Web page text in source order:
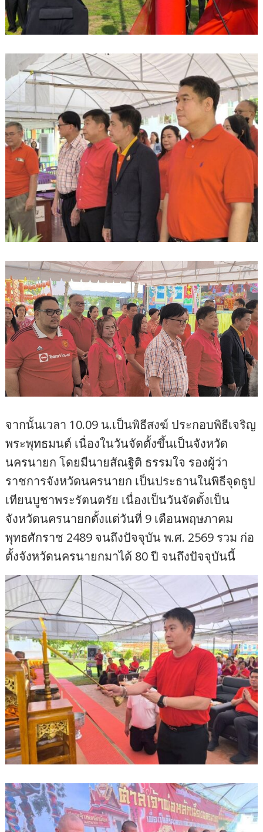
จากนั้นเวลา 10.09 น.เป็นพิธีสงฆ์ ประกอบพิธีเจริญ
พระพุทธมนต์ เนื่องในวันจัดตั้งขึ้นเป็นจังหวัด
นครนายก โดยมีนายสัณฐิติ ธรรมใจ รองผู้ว่า
ราชการจังหวัดนครนายก เป็นประธานในพิธีจุดธูป
เทียนบูชาพระรัตนตรัย เนื่องเป็นวันจัดตั้งเป็น
จังหวัดนครนายกตั้งแต่วันที่ 9 เดือนพฤษภาคม
พุทธศักราช 2489 จนถึงปัจจุบัน พ.ศ. 2569 รวม ก่อ
ตั้งจังหวัดนครนายกมาได้ 80 ปี จนถึงปัจจุบันนี้